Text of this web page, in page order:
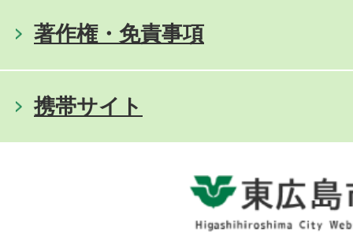
著作権・免責事項
携帯サイト